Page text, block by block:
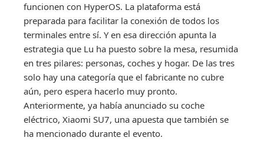
funcionen con HyperOS. La plataforma está
preparada para facilitar la conexión de todos los
terminales entre sí. Y en esa dirección apunta la
estrategia que Lu ha puesto sobre la mesa, resumida
en tres pilares: personas, coches y hogar. De las tres
solo hay una categoría que el fabricante no cubre
aún, pero espera hacerlo muy pronto.
Anteriormente, ya había anunciado su coche
eléctrico, Xiaomi SU7, una apuesta que también se
ha mencionado durante el evento.